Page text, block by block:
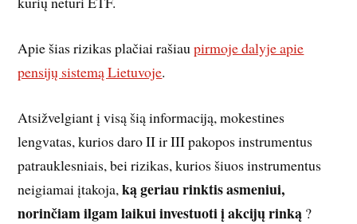
Apie šias rizikas plačiai rašiaupirmoje dalyje apie
pensijų sistemą Lietuvoje.
Atsižvelgiant į visą šią informaciją, mokestines
lengvatas, kurios daro II ir III pakopos instrumentus
patrauklesniais, bei rizikas, kurios šiuos instrumentus
neigiamai įtakoja, ką geriau rinktis asmeniui,
norinčiam ilgam laikui investuoti į akcijų rinką ?